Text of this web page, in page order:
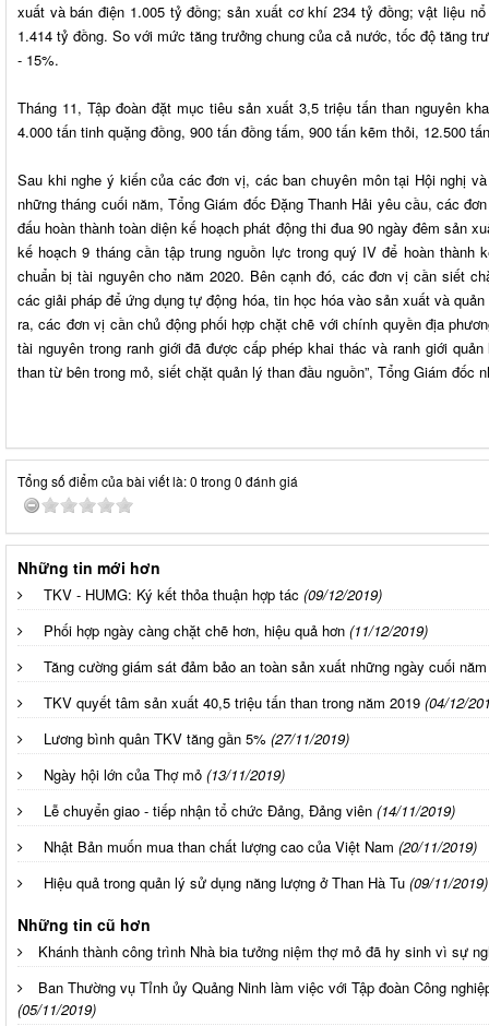
xuất và bán điện 1.005 tỷ đồng; sản xuất cơ khí 234 tỷ đồng; vật liệu
1.414 tỷ đồng. So với mức tăng trưởng chung của cả nước, tốc độ tăng
- 15%.
Tháng 11, Tập đoàn đặt mục tiêu sản xuất 3,5 triệu tấn than nguyên
4.000 tấn tinh quặng đồng, 900 tấn đồng tấm, 900 tấn kẽm thỏi, 12.500
Sau khi nghe ý kiến của các đơn vị, các ban chuyên môn tại Hội nghị
những tháng cuối năm, Tổng Giám đốc Đặng Thanh Hải yêu cầu, các
đấu hoàn thành toàn diện kế hoạch phát động thi đua 90 ngày đêm sản
kế hoạch 9 tháng cần tập trung nguồn lực trong quý IV để hoàn thành
chuẩn bị tài nguyên cho năm 2020. Bên cạnh đó, các đơn vị cần siết
các giải pháp để ứng dụng tự động hóa, tin học hóa vào sản xuất và
ra, các đơn vị cần chủ động phối hợp chặt chẽ với chính quyền địa
tài nguyên trong ranh giới đã được cấp phép khai thác và ranh giới
than từ bên trong mỏ, siết chặt quản lý than đầu nguồn”, Tổng Giám đốc
Tổng số điểm của bài viết là: 0 trong 0 đánh giá
Những tin mới hơn
TKV - HUMG: Ký kết thỏa thuận hợp tác (09/12/2019)
Phối hợp ngày càng chặt chẽ hơn, hiệu quả hơn (11/12/2019)
Tăng cường giám sát đảm bảo an toàn sản xuất những ngày cuối năm
TKV quyết tâm sản xuất 40,5 triệu tấn than trong năm 2019 (04/12/
Lương bình quân TKV tăng gần 5% (27/11/2019)
Ngày hội lớn của Thợ mỏ (13/11/2019)
Lễ chuyển giao - tiếp nhận tổ chức Đảng, Đảng viên (14/11/2019)
Nhật Bản muốn mua than chất lượng cao của Việt Nam (20/11/2019)
Hiệu quả trong quản lý sử dụng năng lượng ở Than Hà Tu (09/11/2019)
Những tin cũ hơn
Khánh thành công trình Nhà bia tưởng niệm thợ mỏ đã hy sinh vì sự
Ban Thường vụ Tỉnh ủy Quảng Ninh làm việc với Tập đoàn Công
(05/11/2019)